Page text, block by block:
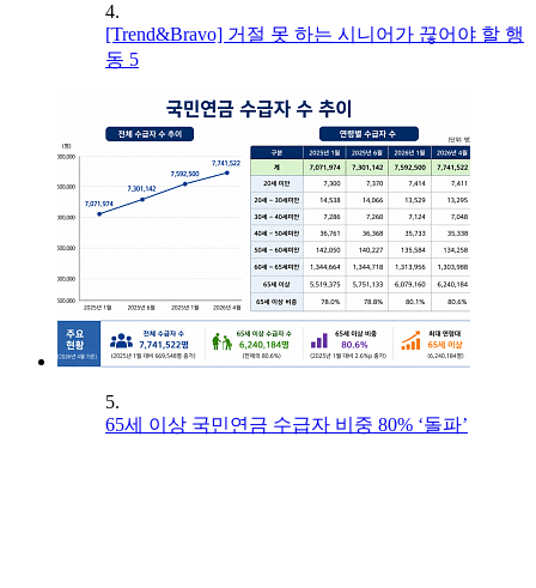
4.
[Trend&Bravo] 거절 못 하는 시니어가 끊어야 할 행
동 5
5.
65세 이상 국민연금 수급자 비중 80% ‘돌파’